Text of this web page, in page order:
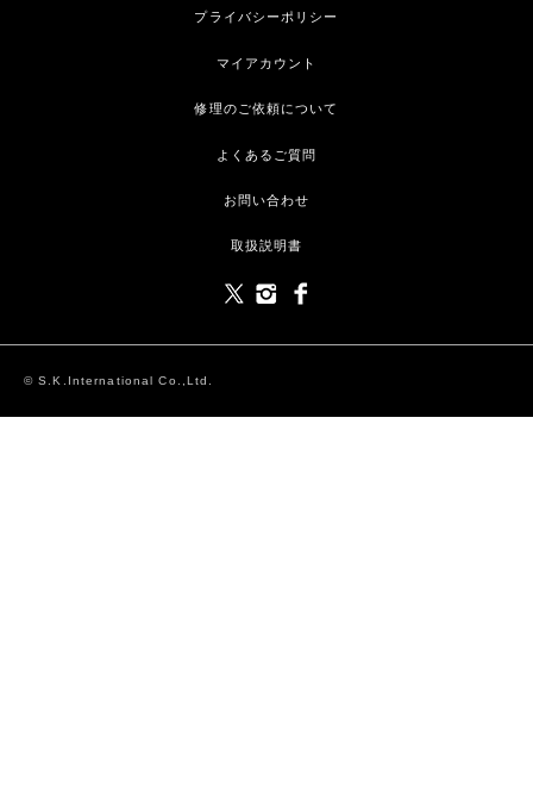
プライバシーポリシー
マイアカウント
修理のご依頼について
よくあるご質問
お問い合わせ
取扱説明書
© S.K.International Co.,Ltd.